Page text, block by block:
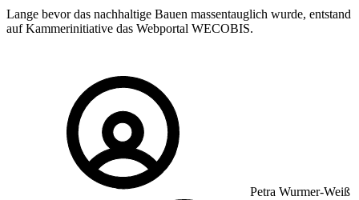
Lange bevor das nachhaltige Bauen massentauglich wurde, entstand
auf Kammer­initiative das Webportal WECOBIS.
Petra Wurmer-Weiß